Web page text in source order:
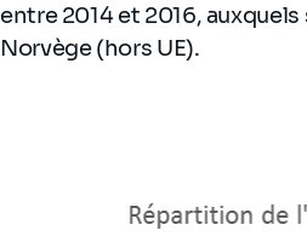
entre 2014 et 2016,
Norvège (hors UE).